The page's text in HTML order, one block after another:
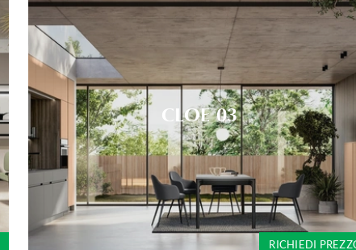
CLOE 03
RICHIEDI